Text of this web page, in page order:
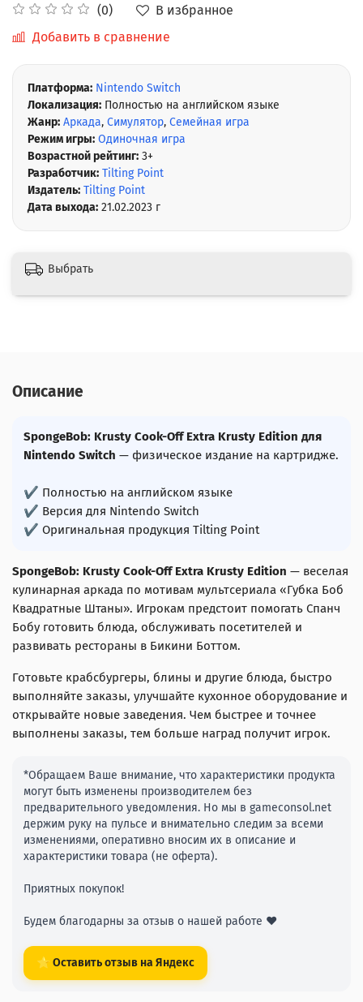
(0)
В избранное
Добавить в сравнение
Платформа: Nintendo Switch
Локализация: Полностью на английском языке
Жанр: Аркада, Симулятор, Семейная игра
Режим игры: Одиночная игра
Возрастной рейтинг: 3+
Разработчик: Tilting Point
Издатель: Tilting Point
Дата выхода: 21.02.2023 г
Выбрать
Описание
SpongeBob: Krusty Cook-Off Extra Krusty Edition для
Nintendo Switch — физическое издание на картридже.
✔ Полностью на английском языке
✔ Версия для Nintendo Switch
✔ Оригинальная продукция Tilting Point
SpongeBob: Krusty Cook-Off Extra Krusty Edition — веселая
кулинарная аркада по мотивам мультсериала «Губка Боб
Квадратные Штаны». Игрокам предстоит помогать Спанч
Бобу готовить блюда, обслуживать посетителей и
развивать рестораны в Бикини Боттом.
Готовьте крабсбургеры, блины и другие блюда, быстро
выполняйте заказы, улучшайте кухонное оборудование и
открывайте новые заведения. Чем быстрее и точнее
выполнены заказы, тем больше наград получит игрок.
*Обращаем Ваше внимание, что характеристики продукта
могут быть изменены производителем без
предварительного уведомления. Но мы в gameconsol.net
держим руку на пульсе и внимательно следим за всеми
изменениями, оперативно вносим их в описание и
характеристики товара (не оферта).
Приятных покупок!
Будем благодарны за отзыв о нашей работе ❤️
⭐ Оставить отзыв на Яндекс